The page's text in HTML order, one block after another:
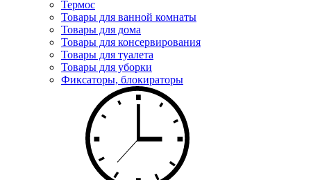
Термос
Товары для ванной комнаты
Товары для дома
Товары для консервирования
Товары для туалета
Товары для уборки
Фиксаторы, блокираторы